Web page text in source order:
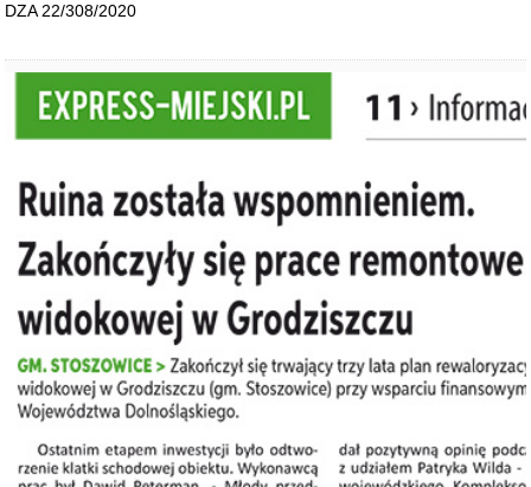
DZA 22/308/2020